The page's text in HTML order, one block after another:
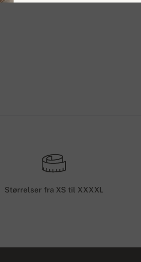
Størrelser fra XS til XXXXL